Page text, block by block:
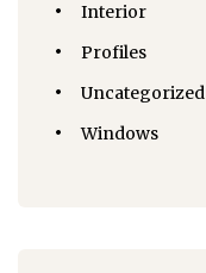
Interior
Profiles
Uncategorized
Windows